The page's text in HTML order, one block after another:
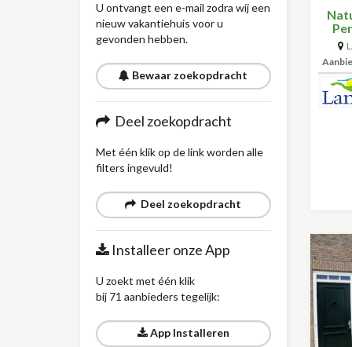
U ontvangt een e-mail zodra wij een
nieuw vakantiehuis voor u
gevonden hebben.
Bewaar zoekopdracht
Deel zoekopdracht
Met één klik op de link worden alle
filters ingevuld!
Deel zoekopdracht
Installeer onze App
U zoekt met één klik
bij 71 aanbieders tegelijk:
App Installeren